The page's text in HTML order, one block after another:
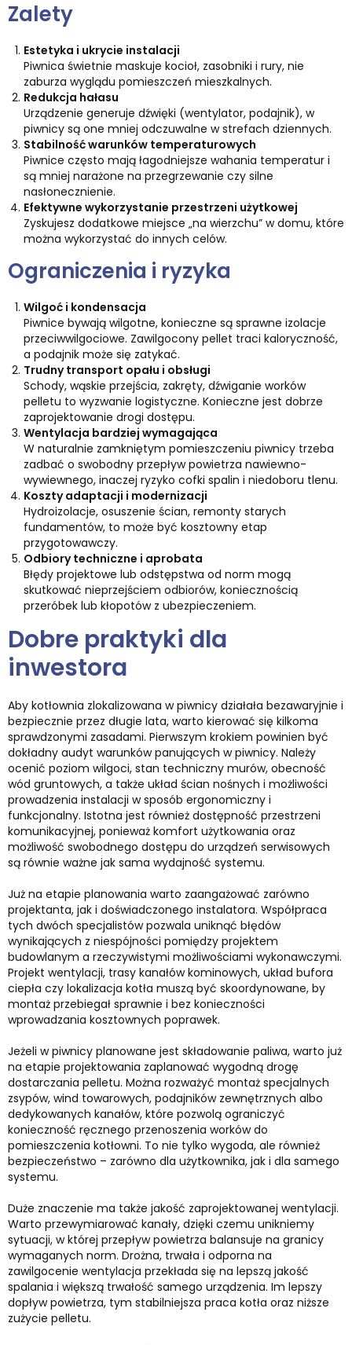
Zalety
Estetyka i ukrycie instalacji
Piwnica świetnie maskuje kocioł, zasobniki i rury, nie
zaburza wyglądu pomieszczeń mieszkalnych.
Redukcja hałasu
Urządzenie generuje dźwięki (wentylator, podajnik), w
piwnicy są one mniej odczuwalne w strefach dziennych.
Stabilność warunków temperaturowych
Piwnice często mają łagodniejsze wahania temperatur i
są mniej narażone na przegrzewanie czy silne
nasłonecznienie.
Efektywne wykorzystanie przestrzeni użytkowej
Zyskujesz dodatkowe miejsce „na wierzchu” w domu, które
można wykorzystać do innych celów.
Ograniczenia i ryzyka
Wilgoć i kondensacja
Piwnice bywają wilgotne, konieczne są sprawne izolacje
przeciwwilgociowe. Zawilgocony pellet traci kaloryczność,
a podajnik może się zatykać.
Trudny transport opału i obsługi
Schody, wąskie przejścia, zakręty, dźwiganie worków
pelletu to wyzwanie logistyczne. Konieczne jest dobrze
zaprojektowanie drogi dostępu.
Wentylacja bardziej wymagająca
W naturalnie zamkniętym pomieszczeniu piwnicy trzeba
zadbać o swobodny przepływ powietrza nawiewno-
wywiewnego, inaczej ryzyko cofki spalin i niedoboru tlenu.
Koszty adaptacji i modernizacji
Hydroizolacje, osuszenie ścian, remonty starych
fundamentów, to może być kosztowny etap
przygotowawczy.
Odbiory techniczne i aprobata
Błędy projektowe lub odstępstwa od norm mogą
skutkować nieprzejściem odbiorów, koniecznością
przeróbek lub kłopotów z ubezpieczeniem.
Dobre praktyki dla
inwestora
Aby kotłownia zlokalizowana w piwnicy działała bezawaryjnie i
bezpiecznie przez długie lata, warto kierować się kilkoma
sprawdzonymi zasadami. Pierwszym krokiem powinien być
dokładny audyt warunków panujących w piwnicy. Należy
ocenić poziom wilgoci, stan techniczny murów, obecność
wód gruntowych, a także układ ścian nośnych i możliwości
prowadzenia instalacji w sposób ergonomiczny i
funkcjonalny. Istotna jest również dostępność przestrzeni
komunikacyjnej, ponieważ komfort użytkowania oraz
możliwość swobodnego dostępu do urządzeń serwisowych
są równie ważne jak sama wydajność systemu.
Już na etapie planowania warto zaangażować zarówno
projektanta, jak i doświadczonego instalatora. Współpraca
tych dwóch specjalistów pozwala uniknąć błędów
wynikających z niespójności pomiędzy projektem
budowlanym a rzeczywistymi możliwościami wykonawczymi.
Projekt wentylacji, trasy kanałów kominowych, układ bufora
ciepła czy lokalizacja kotła muszą być skoordynowane, by
montaż przebiegał sprawnie i bez konieczności
wprowadzania kosztownych poprawek.
Jeżeli w piwnicy planowane jest składowanie paliwa, warto już
na etapie projektowania zaplanować wygodną drogę
dostarczania pelletu. Można rozważyć montaż specjalnych
zsypów, wind towarowych, podajników zewnętrznych albo
dedykowanych kanałów, które pozwolą ograniczyć
konieczność ręcznego przenoszenia worków do
pomieszczenia kotłowni. To nie tylko wygoda, ale również
bezpieczeństwo – zarówno dla użytkownika, jak i dla samego
systemu.
Duże znaczenie ma także jakość zaprojektowanej wentylacji.
Warto przewymiarować kanały, dzięki czemu unikniemy
sytuacji, w której przepływ powietrza balansuje na granicy
wymaganych norm. Drożna, trwała i odporna na
zawilgocenie wentylacja przekłada się na lepszą jakość
spalania i większą trwałość samego urządzenia. Im lepszy
dopływ powietrza, tym stabilniejsza praca kotła oraz niższe
zużycie pelletu.